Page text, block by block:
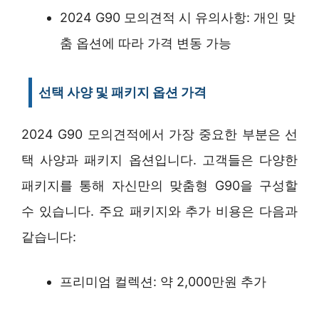
2024 G90 모의견적 시 유의사항: 개인 맞
춤 옵션에 따라 가격 변동 가능
선택 사양 및 패키지 옵션 가격
2024 G90 모의견적에서 가장 중요한 부분은 선
택 사양과 패키지 옵션입니다. 고객들은 다양한
패키지를 통해 자신만의 맞춤형 G90을 구성할
수 있습니다. 주요 패키지와 추가 비용은 다음과
같습니다:
프리미엄 컬렉션: 약 2,000만원 추가